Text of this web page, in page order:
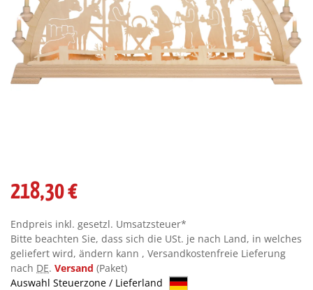
218,30 €
Endpreis inkl. gesetzl. Umsatzsteuer*
Bitte beachten Sie, dass sich die USt. je nach Land, in welches
geliefert wird, ändern kann , Versandkostenfreie Lieferung
nach DE. Versand (Paket)
Auswahl Steuerzone / Lieferland